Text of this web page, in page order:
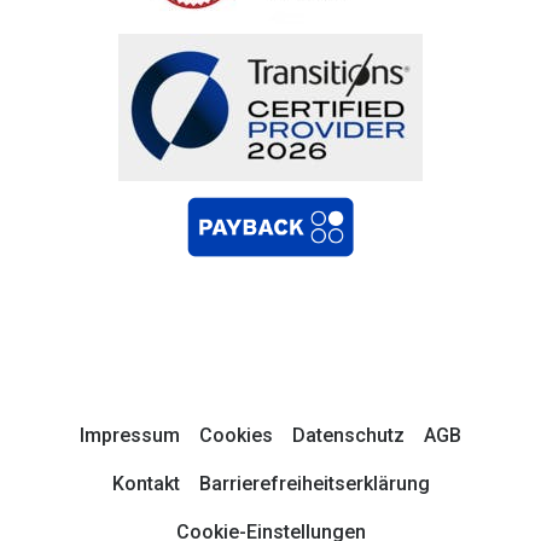
Impressum Cookies Datenschutz AGB
Kontakt Barrierefreiheitserklärung
Cookie-Einstellungen